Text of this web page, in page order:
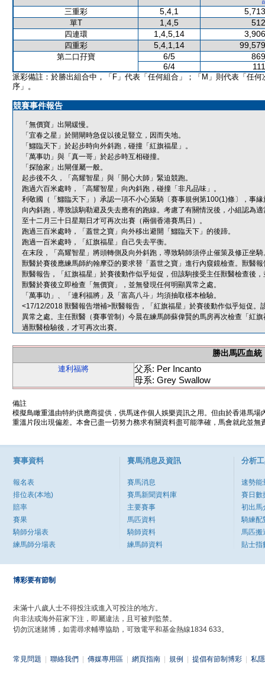
三重彩
5,4,1
單T 1,4,5
四連環 1,4,5,14
四重彩 5,4,1,14
第二口孖寶 6/5
6/4
派彩備註：於勝出組合中，「F」代表「任何組合」；「M」則代表「任何
序」。
競賽事件報告
「無價寶」出閘緩慢。
「宜春之星」於開閘時急促以後足豎立，因而失地。
「鱷臨天下」於起步時向外斜跑，碰撞「紅旗福星」。
「萬事叻」與「真一哥」於起步時互相碰撞。
「探險家」出閘僅屬一般。
起步後不久，「高耀智星」與「開心大師」緊迫競跑。
跑過六百米處時，「高耀智星」向內斜跑，碰撞「非凡品味」。
利敬國（「鱷臨天下」）承認一項不小心策騎〔賽事規例第100(1)條〕，事
向內斜跑，導致該駒勒避及失去應有的跑線。考慮了有關情況後，小組認為
至十二月三十日星期日才可再次出賽（兩個香港賽馬日）。
跑過三百米處時，「蓋世之寶」向外移出避開「鱷臨天下」的後蹄。
跑過一百米處時，「紅旗福星」自己失去平衡。
在末段，「高耀智星」將頭轉側及向外斜跑，導致騎師須停止催策及修正坐騎
獸醫於賽後應練馬師約翰摩亞的要求替「蓋世之寶」進行內窺鏡檢查。獸醫
獸醫報告，「紅旗福星」於賽後動作似乎短促，但該駒接受主任獸醫檢查後
獸醫於賽後立即檢查「無價寶」，並無發現任何明顯異常之處。
「萬事叻」、「連利福將」及「富高八斗」均須抽取樣本檢驗。
<17/12/2018 獸醫報告增補>獸醫報告，「紅旗福星」於賽後動作似乎短促
異常之處。主任獸醫（賽事管制）今晨在練馬師蘇偉賢的馬房再次檢查「紅
過獸醫檢驗後，才可再次出賽。
勝出馬匹血統
連利福將
父系: Per Incanto
母系: Grey Swallow
備註
模擬鳥瞰重溫由特約供應商提供，供馬迷作個人娛樂資訊之用。但由於香港馬
重溫片段出現偏差。本會已盡一切努力務求有關資料盡可能準確，馬會就此並
賽事資料
報名表
排位表(本地)
賠率
賽果
騎師分場表
練馬師分場表
賽馬消息及資訊
賽馬消息
賽馬新聞資料庫
主要賽事
馬匹資料
騎師資料
練馬師資料
分析
速勢能
賽日數
初出馬
騎練配
馬匹搬
貼士指
博彩要有節制
未滿十八歲人士不得投注或進入可投注的地方。
向非法或海外莊家下注，即屬違法，且可被判監禁。
切勿沉迷賭博，如需尋求輔導協助，可致電平和基金熱線1834 633。
常見問題 聯絡我們 傳媒專用區 網頁指南 規例 提倡有節制博彩 私